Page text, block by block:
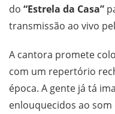
do “Estrela da Casa”
transmissão ao vivo
A cantora promete
com um repertório
época. A gente já tá
enlouquecidos ao som